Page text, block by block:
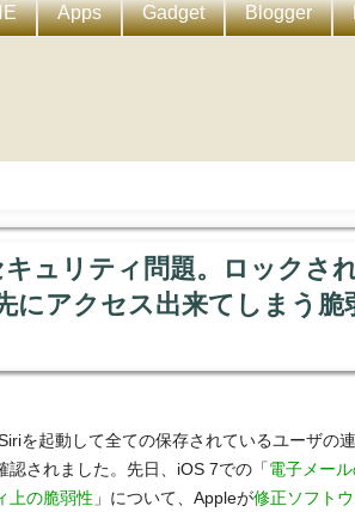
Apps Gadget Blogger
キュリティ問題。ロックさ
にアクセス出来てしまう脆
を起動して全ての保存されているユーザの
されました。先日、iOS 7での「電子メー
上の脆弱性 」について、Appleが修正ソフト